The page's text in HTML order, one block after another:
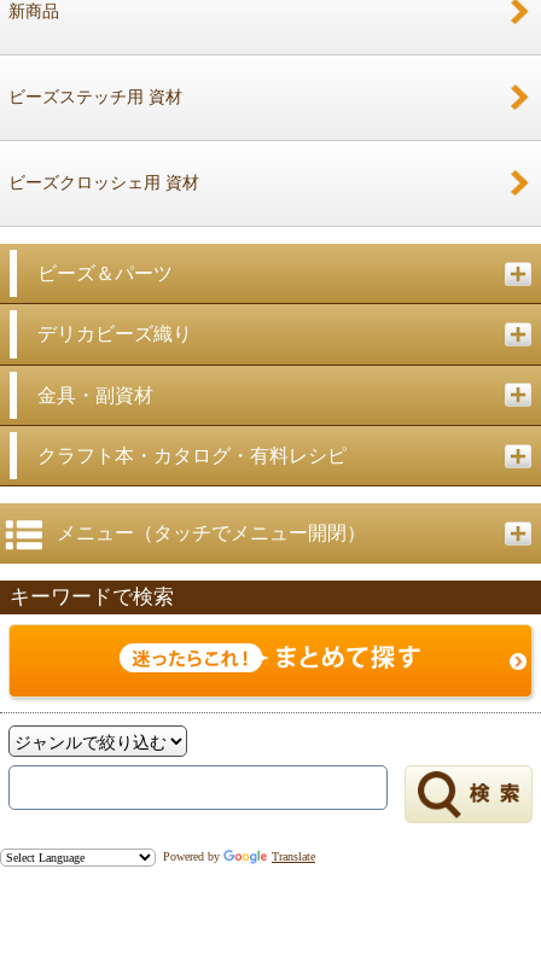
新商品
ビーズステッチ用 資材
ビーズクロッシェ用 資材
ビーズ＆パーツ
デリカビーズ織り
金具・副資材
クラフト本・カタログ・有料レシピ
メニュー（タッチでメニュー開閉）
キーワードで検索
Powered by Translate